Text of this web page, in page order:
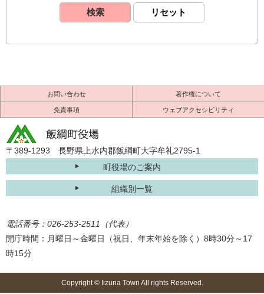
お問い合わせ 著作権について
免責事項 ウェブアクセシビリティ
〒389-1293 長野県上水内郡飯綱町大字牟礼2795-1
町役場のご案内
組織別一覧
電話番号：026-253-2511（代表）
開庁時間：月曜日～金曜日（祝日、年末年始を除く）8時30分～17
時15分
Copyright © Iizuna Town All rights Reserved.